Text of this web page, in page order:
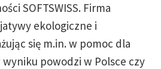
SOFTSWISS. Firma
ekologiczne i
się m.in. w pomoc dla
powodzi w Polsce czy